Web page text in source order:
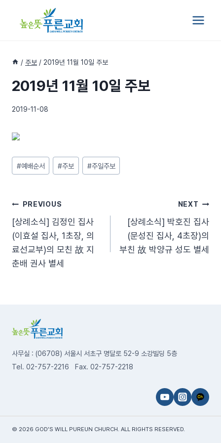
/ 주보 / 2019년 11월 10일 주보
2019년 11월 10일 주보
2019-11-08
Post
Tags:
#예배순서 #주보 #주일주보
글
탐
색
PREVIOUS
[상례소식] 김정인 집사
(이효설 집사, 1초장, 의
료선교부)의 모친 故 지
춘배 권사 별세
NEXT
[상례소식] 박호진 집사
(문성진 집사, 4초장)의
부친 故 박양규 성도 별세
사무실 : (06708) 서울시 서초구 명달로 52-9 소강빌딩 5층
Tel. 02-757-2216 Fax. 02-757-2218
© 2026 GOD’S WILL PUREUN CHURCH. ALL RIGHTS RESERVED.